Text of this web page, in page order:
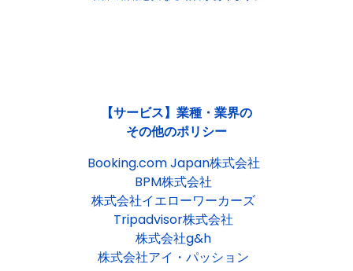
【サービス】業種・業界の
その他のポリシー
Booking.com Japan株式会社
BPM株式会社
株式会社イエローワーカーズ
Tripadvisor株式会社
株式会社g&h
株式会社アイ・パッション